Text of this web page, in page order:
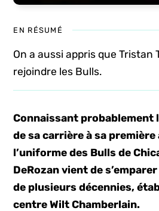
EN RÉSUMÉ
On a aussi appris que Tristan
rejoindre les Bulls.
Connaissant probablement
de sa carrière à sa première
l’uniforme des Bulls de
DeRozan vient de
de plusieurs décennies,
centre Wilt Chamberlain.